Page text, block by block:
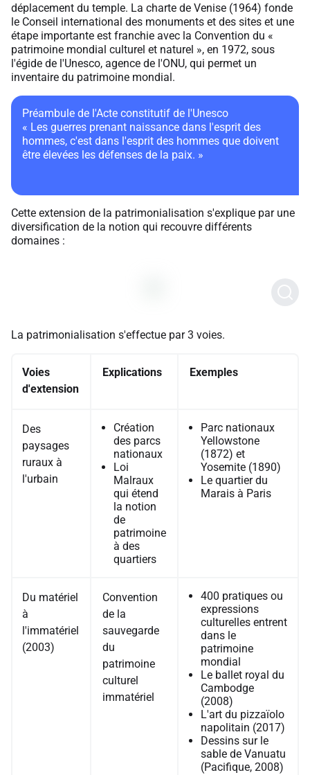
déplacement du temple. La charte de Venise (1964) fonde
le Conseil international des monuments et des sites et une
étape importante est franchie avec la Convention du «
patrimoine mondial culturel et naturel », en 1972, sous
l'égide de l'Unesco, agence de l'ONU, qui permet un
inventaire du patrimoine mondial.
« Les guerres prenant naissance dans l'esprit des
hommes, c'est dans l'esprit des hommes que doivent
être élevées les défenses de la paix. »
Préambule de l'Acte constitutif de l'Unesco
Cette extension de la patrimonialisation s'explique par une
diversification de la notion qui recouvre différents
domaines :
La patrimonialisation s'effectue par 3 voies.
Voies
d'extension
Explications Exemples
Des
paysages
ruraux à
l'urbain
Création
des parcs
nationaux
Loi
Malraux
qui étend
la notion
de
patrimoine
à des
quartiers
Parc nationaux
Yellowstone
(1872) et
Yosemite (1890)
Le quartier du
Marais à Paris
Du matériel
à
l'immatériel
(2003)
Convention
de la
sauvegarde
du
patrimoine
culturel
immatériel
400 pratiques ou
expressions
culturelles entrent
dans le
patrimoine
mondial
Le ballet royal du
Cambodge
(2008)
L'art du pizzaïolo
napolitain (2017)
Dessins sur le
sable de Vanuatu
(Pacifique, 2008)